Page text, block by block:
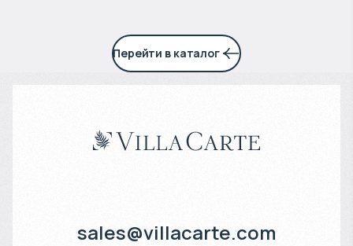
Перейти в каталог
sales@villacarte.com